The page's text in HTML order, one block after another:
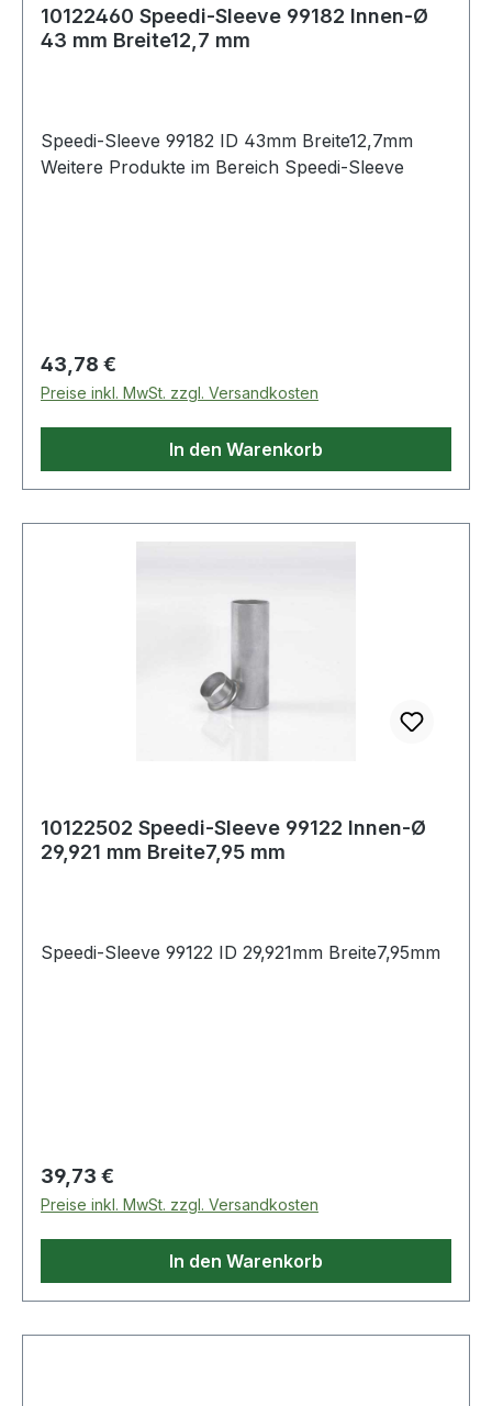
10122460 Speedi-Sleeve 99182 Innen-Ø
43 mm Breite12,7 mm
Speedi-Sleeve 99182 ID 43mm Breite12,7mm
Weitere Produkte im Bereich Speedi-Sleeve
Regulärer Preis:
43,78 €
Preise inkl. MwSt. zzgl. Versandkosten
In den Warenkorb
10122502 Speedi-Sleeve 99122 Innen-Ø
29,921 mm Breite7,95 mm
Speedi-Sleeve 99122 ID 29,921mm Breite7,95mm
Regulärer Preis:
39,73 €
Preise inkl. MwSt. zzgl. Versandkosten
In den Warenkorb